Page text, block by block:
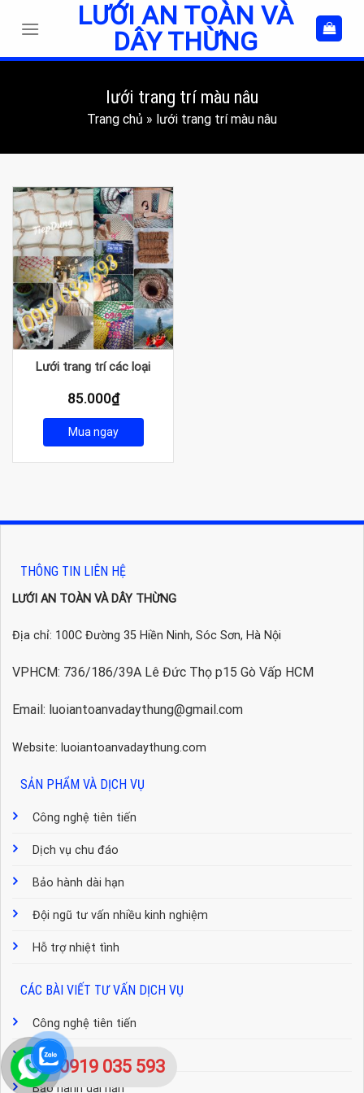
LƯỚI AN TOÀN VÀ
DÂY THỪNG
lưới trang trí màu nâu
Trang chủ » lưới trang trí màu nâu
Lưới trang trí các loại
85.000₫
Mua ngay
THÔNG TIN LIÊN HỆ
LƯỚI AN TOÀN VÀ DÂY THỪNG
Địa chỉ: 100C Đường 35 Hiền Ninh, Sóc Sơn, Hà Nội
VPHCM: 736/186/39A Lê Đức Thọ p15 Gò Vấp HCM
Email: luoiantoanvadaythung@gmail.com
Website: luoiantoanvadaythung.com
SẢN PHẨM VÀ DỊCH VỤ
Công nghệ tiên tiến
Dịch vụ chu đáo
Bảo hành dài hạn
Đội ngũ tư vấn nhiều kinh nghiệm
Hỗ trợ nhiệt tình
CÁC BÀI VIẾT TƯ VẤN DỊCH VỤ
Công nghệ tiên tiến
Dịch vụ chu đáo
Bảo hành dài hạn
0919 035 593